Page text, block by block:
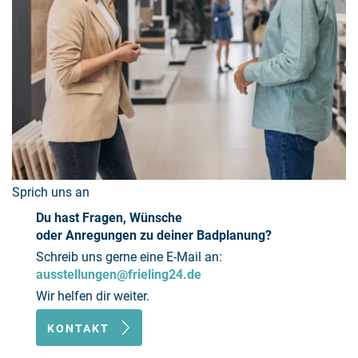
Sprich uns an
Du hast Fragen, Wünsche
oder Anregungen zu deiner Badplanung?
Schreib uns gerne eine E-Mail an:
ausstellungen@frieling24.de
Wir helfen dir weiter.
KONTAKT